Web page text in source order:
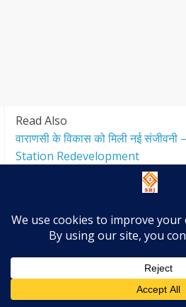
Read Also
वाराणसी के विकास को मिली नई
Station Redevelopment
ये है नया महाकाल लोक – Hanuman Lok